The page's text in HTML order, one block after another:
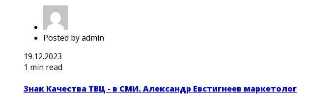
Posted byadmin
19.12.2023
1 min read
Знак Качества ТВЦ - в СМИ. Александр Евстигнеев маркетолог